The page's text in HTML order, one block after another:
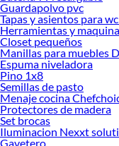
Guardapolvo pvc
Tapas y asientos para
Herramientas y
Closet pequeños
Manillas para muebles
Espuma niveladora
Pino 1x8
Semillas de pasto
Menaje cocina
Protectores de madera
Set brocas
Iluminacion Nexxt
Gavetero